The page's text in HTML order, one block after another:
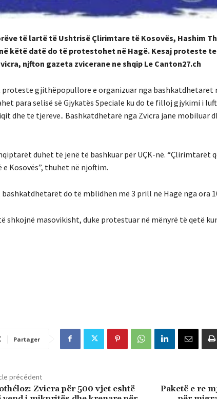
të lartë të Ushtrisë Çlirimtare të Kosovës, Hashim
këtë datë do të protestohet në Hagë. Kesaj proteste
njfton gazeta zvicerane ne shqip Le Canton27.ch
gjithëpopullore e organizuar nga bashkatdhetaret
para selisë së Gjykatës Speciale ku do te filloj gjykimi i
dhe te tjereve.. Bashkatdhetarë nga Zvicra jane mobiluar
duhet të jenë të bashkuar për UÇK-në. “Çlirimtarët
Kosovës”, thuhet në njoftim.
do të mblidhen më 3 prill në Hagë nga ora
shkojnë masovikisht, duke protestuar në mënyrë të qetë
Partager
précédent
Zvicra për 500 vjet eshtë
Paketë e re